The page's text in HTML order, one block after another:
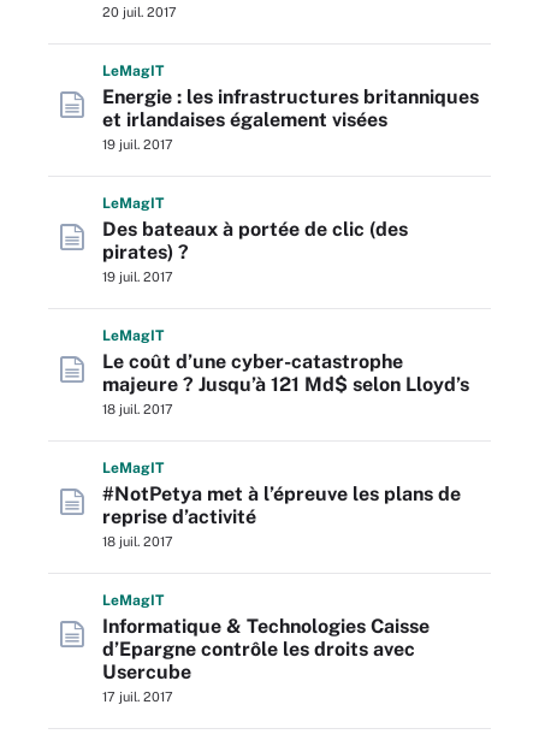
20 juil. 2017
LeMagIT
Energie : les infrastructures britanniques
et irlandaises également visées
19 juil. 2017
LeMagIT
Des bateaux à portée de clic (des
pirates) ?
19 juil. 2017
LeMagIT
Le coût d’une cyber-catastrophe
majeure ? Jusqu’à 121 Md$ selon Lloyd’s
18 juil. 2017
LeMagIT
#NotPetya met à l’épreuve les plans de
reprise d’activité
18 juil. 2017
LeMagIT
Informatique & Technologies Caisse
d’Epargne contrôle les droits avec
Usercube
17 juil. 2017